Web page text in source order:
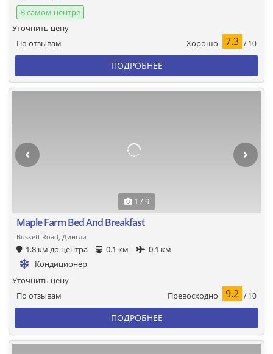
В самом центре
По отзывам Хорошо 7.3 / 10
Уточнить цену
ПОДРОБНЕЕ
1 / 9
Maple Farm Bed And Breakfast
Buskett Road, Дингли
1.8 км до центра 0.1 км
0.1 км
Кондиционер
По отзывам Превосходно 9.2 / 10
Уточнить цену
ПОДРОБНЕЕ